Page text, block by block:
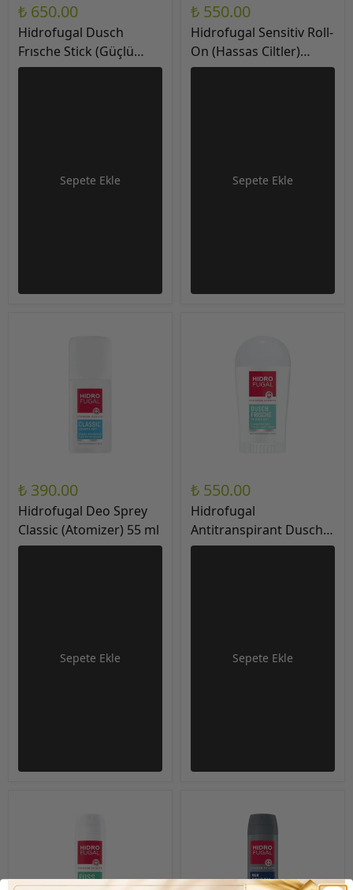
₺ 650.00
Hidrofugal Dusch
Frısche Stick (Güçlü
koruma ve Maksimum
Sepete Ekle
₺ 550.00
Hidrofugal Sensitiv Roll-
On (Hassas Ciltler)
Deodorant 50 ml
Sepete Ekle
₺ 390.00
Hidrofugal Deo Sprey
Classic (Atomizer) 55 ml
Sepete Ekle
₺ 550.00
Hidrofugal
Antitranspirant Dusch
Frische Deo Stick 40 ml
Sepete Ekle